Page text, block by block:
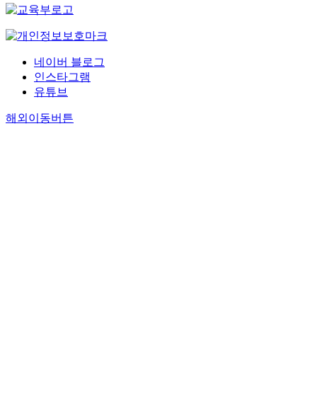
네이버 블로그
인스타그램
유튜브
해외이동버튼